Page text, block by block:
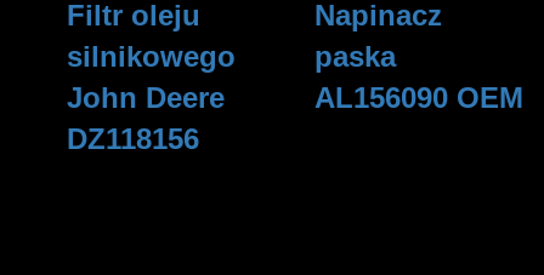
Filtr oleju
silnikowego
John Deere
DZ118156
Napinacz
paska
AL156090 OEM